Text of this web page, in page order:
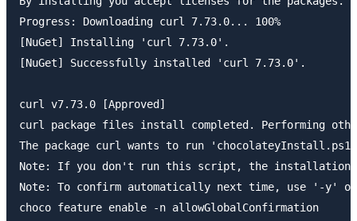
Progress: Downloading curl 7.73.0... 100%
[NuGet] Installing 'curl 7.73.0'.
[NuGet] Successfully installed 'curl 7.73.0'.
curl v7.73.0 [Approved]
curl package files install completed. Performing
The package curl wants to run
Note: If you don't run this script, the
Note: To confirm automatically next time, use '-y'
choco feature enable -n allowGlobalConfirmation